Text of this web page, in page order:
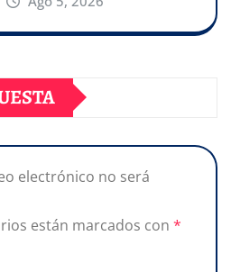
electrónico no será
están marcados con *